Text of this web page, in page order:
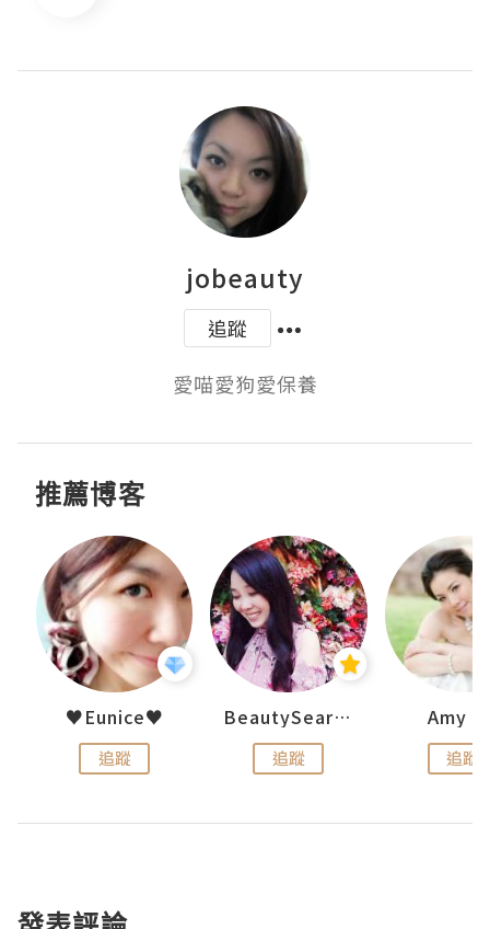
jobeauty
追蹤
愛喵愛狗愛保養
推薦博客
♥Eunice♥
追蹤
BeautySearch
追蹤
Amy
追蹤